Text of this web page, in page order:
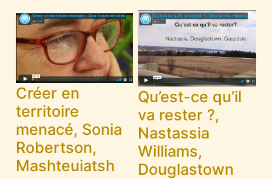
Créer en
territoire
menacé, Sonia
Robertson,
Mashteuiatsh
Qu’est-ce qu’il
va rester ?,
Nastassia
Williams,
Douglastown